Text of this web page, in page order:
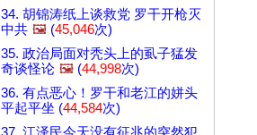
34. 胡锦涛纸上谈救党 罗干开枪灭
中共 🖼️ (45,046次)
35. 政治局面对秃头上的虱子猛发
奇谈怪论 🖼️ (44,998次)
36. 有点恶心！罗干和老江的姘头
平起平坐 (44,584次)
37. 江泽民今天没有征兆的突然犯